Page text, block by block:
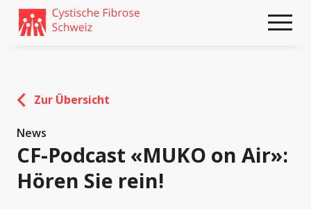
Weiter
zum
skip
Zur Übersicht
News
CF-Podcast «MUKO on Air»:
Hören Sie rein!